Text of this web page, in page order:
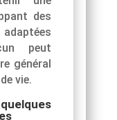
des
peut
général
vie.